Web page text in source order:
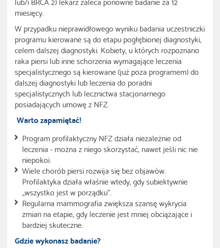
miesięcy.
W przypadku nieprawidłowego wyniku badania uczestniczki
programu kierowane są do etapu pogłębionej diagnostyki,
celem dalszej diagnostyki. Kobiety, u których rozpoznano
raka piersi lub inne schorzenia wymagające leczenia
specjalistycznego są kierowane (już poza programem) do
dalszej diagnostyki lub leczenia do poradni
specjalistycznych lub lecznictwa stacjonarnego
posiadających umowę z NFZ.
Warto zapamiętać!
Program profilaktyczny NFZ działa niezależnie od
leczenia - można z niego skorzystać, nawet jeśli nic nie
niepokoi.
Wiele chorób piersi rozwija się bez objawów.
Profilaktyka działa właśnie wtedy, gdy subiektywnie
„wszystko jest w porządku”.
Regularna mammografia zwiększa szansę wykrycia
zmian na etapie, gdy leczenie jest mniej obciążające i
bardziej skuteczne.
Gdzie wykonasz badanie?